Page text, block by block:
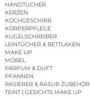
HANDTÜCHER
KERZEN
KOCHGESCHIRR
KÖRPERPFLEGE
KUGELSCHREIBER
LEINTÜCHER & BETTLAKEN
MAKE UP
MÖBEL
PARFUM & DUFT
PFANNEN
RASIERER & RASUR ZUBEHÖR
TEINT | GESICHTS MAKE UP